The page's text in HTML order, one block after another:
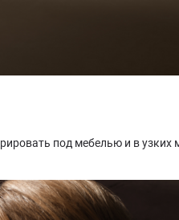
под мебелью и в узких